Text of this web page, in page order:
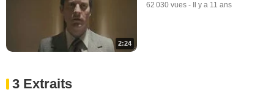
2:24
62 030 vues - Il y a 11 ans
3 Extraits